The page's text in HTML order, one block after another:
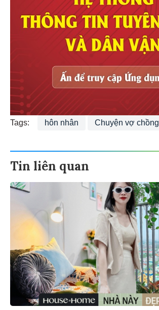
Tags: hôn nhân Chuyện vợ chồng
Tin liên quan